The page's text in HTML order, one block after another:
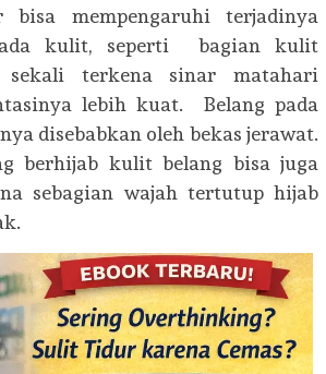
bisa mempengaruhi terjadinya
kulit, seperti bagian kulit
terkena sinar matahari
lebih kuat. Belang pada
disebabkan oleh bekas jerawat.
berhijab kulit belang bisa juga
sebagian wajah tertutup hijab